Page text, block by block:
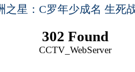
之星：C罗年少成名 生死
302 Found
CCTV_WebServer